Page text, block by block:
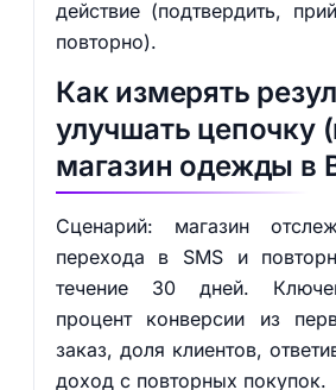
действие (подтвердить,
повторно).
Как измерять
улучшать цепочку
магазин одежды в
Сценарий: магазин
перехода в SMS и
течение 30 дней.
процент конверсии из
заказ, доля клиентов,
доход с повторных покупок.